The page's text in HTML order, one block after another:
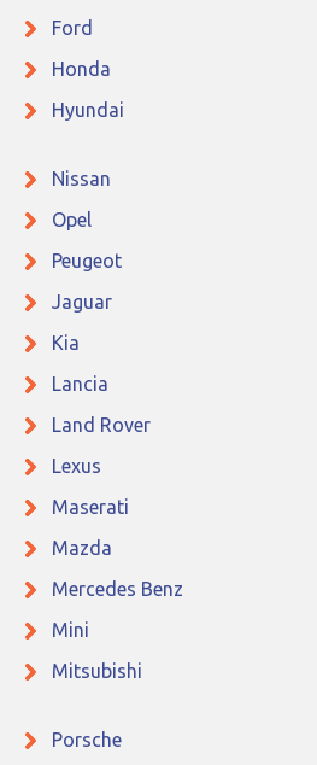
Ford
Honda
Hyundai
Nissan
Opel
Peugeot
Jaguar
Kia
Lancia
Land Rover
Lexus
Maserati
Mazda
Mercedes Benz
Mini
Mitsubishi
Porsche